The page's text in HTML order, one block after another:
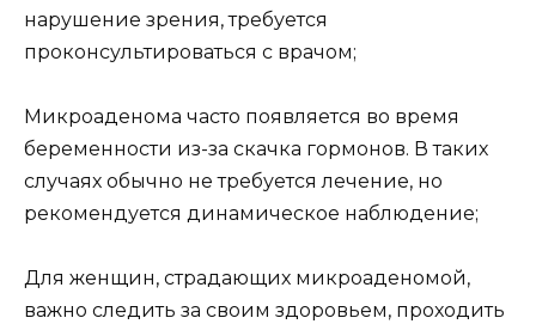
нарушение зрения, требуется
проконсультироваться с врачом;
Микроаденома часто появляется во время
беременности из-за скачка гормонов. В таких
случаях обычно не требуется лечение, но
рекомендуется динамическое наблюдение;
Для женщин, страдающих микроаденомой,
важно следить за своим здоровьем, проходить